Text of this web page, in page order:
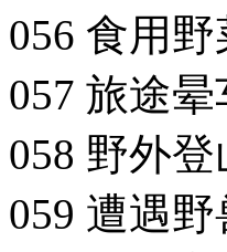
056 食用
057 旅途
058 野外
059 遭遇